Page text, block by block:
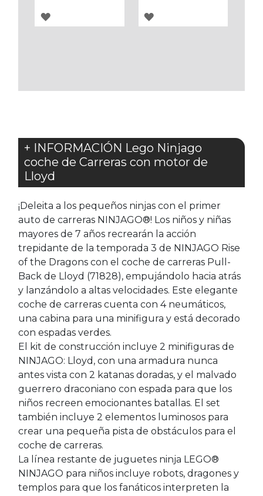
AGREGAR
AGREGAR
+ INFORMACIÓN Lego Ninjago
coche de Carreras con motor de
Lloyd
¡Deleita a los pequeños ninjas con el primer
auto de carreras NINJAGO®! Los niños y niñas
mayores de 7 años recrearán la acción
trepidante de la temporada 3 de NINJAGO Rise
of the Dragons con el coche de carreras Pull-
Back de Lloyd (71828), empujándolo hacia atrás
y lanzándolo a altas velocidades. Este elegante
coche de carreras cuenta con 4 neumáticos,
una cabina para una minifigura y está decorado
con espadas verdes.
El kit de construcción incluye 2 minifiguras de
NINJAGO: Lloyd, con una armadura nunca
antes vista con 2 katanas doradas, y el malvado
guerrero draconiano con espada para que los
niños recreen emocionantes batallas. El set
también incluye 2 elementos luminosos para
crear una pequeña pista de obstáculos para el
coche de carreras.
La línea restante de juguetes ninja LEGO®
NINJAGO para niños incluye robots, dragones y
templos para que los fanáticos interpreten la